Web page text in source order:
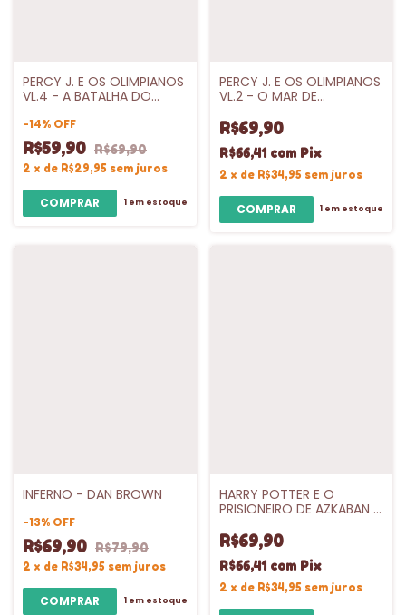
PERCY J. E OS OLIMPIANOS
VL.4 - A BATALHA DO
-14% OFF
R$59,90 R$69,90
2 x de R$29,95 sem juros
1em estoque
PERCY J. E OS OLIMPIANOS
VL.2 - O MAR DE
R$69,90
R$66,41 com Pix
2 x de R$34,95 sem juros
1 em estoque
INFERNO - DAN BROWN
-13% OFF
R$69,90 R$79,90
2 x de R$34,95 sem juros
1em estoque
HARRY POTTER E O
PRISIONEIRO DE AZKABAN -
R$69,90
R$66,41 com Pix
2 x de R$34,95 sem juros